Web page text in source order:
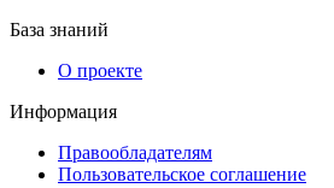
База знаний
О проекте
Информация
Правообладателям
Пользовательское соглашение